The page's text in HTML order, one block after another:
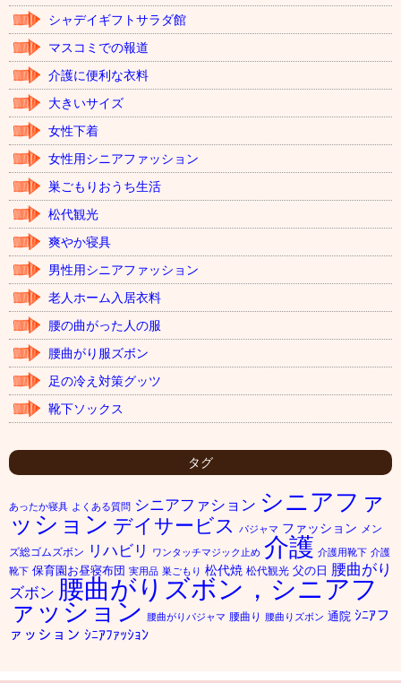
シャデイギフトサラダ館
マスコミでの報道
介護に便利な衣料
大きいサイズ
女性下着
女性用シニアファッション
巣ごもりおうち生活
松代観光
爽やか寝具
男性用シニアファッション
老人ホーム入居衣料
腰の曲がった人の服
腰曲がり服ズボン
足の冷え対策グッツ
靴下ソックス
タグ
あったか寝具 よくある質問 シニアファション シニアファ
ッション デイサービス パジャマ ファッション メン
ズ総ゴムズボン
リハビリ ワンタッチマジック止め 介護 介護用靴下 介護
靴下 保育園お昼寝布団 実用品 巣ごもり 松代焼 松代観光 父の日 腰曲がり
ズボン 腰曲がりズボン，シニアフ
ァッション 腰曲がりパジャマ 腰曲り 腰曲りズボン 通院 ｼﾆｱフ
ァッション ｼﾆｱﾌｧｯｼｮﾝ